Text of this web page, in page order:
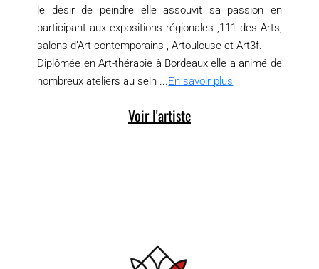
le désir de peindre elle assouvit sa passion en
participant aux expositions régionales ,111 des Arts,
salons d’Art contemporains , Artoulouse et Art3f.
Diplômée en Art-thérapie à Bordeaux elle a animé de
nombreux ateliers au sein ...En savoir plus
Voir l'artiste